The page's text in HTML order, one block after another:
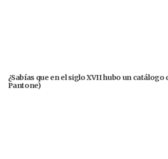
¿Sabías que en el siglo XVII hubo un
Pantone)